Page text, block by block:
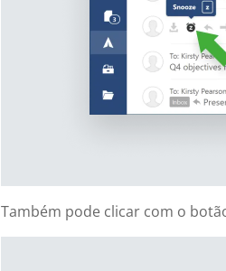
Também pode clicar com o